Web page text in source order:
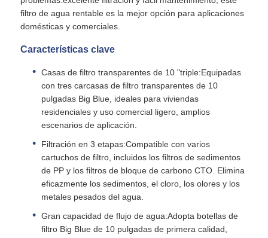
soporte RO
filtro de agua rentable es la mejor opción para aplicaciones
domésticas y comerciales.
Características clave
Casas de filtro transparentes de 10 "triple:Equipadas
con tres carcasas de filtro transparentes de 10
pulgadas Big Blue, ideales para viviendas
residenciales y uso comercial ligero, amplios
escenarios de aplicación.
Filtración en 3 etapas:Compatible con varios
cartuchos de filtro, incluidos los filtros de sedimentos
de PP y los filtros de bloque de carbono CTO. Elimina
eficazmente los sedimentos, el cloro, los olores y los
metales pesados del agua.
Gran capacidad de flujo de agua:Adopta botellas de
filtro Big Blue de 10 pulgadas de primera calidad,